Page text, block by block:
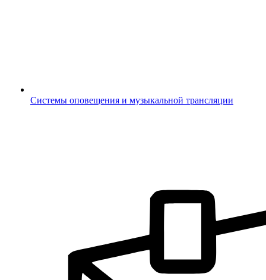
Системы оповещения и музыкальной трансляции